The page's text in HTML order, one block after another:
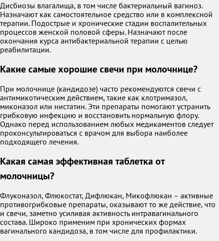
Дисбиозы влагалища, в том числе бактериальный вагиноз.
Назначают как самостоятельное средство или в комплексной
терапии. Подострые и хронические стадии воспалительных
процессов женской половой сферы. Назначают после
окончания курса антибактериальной терапии с целью
реабилитации.
Какие самые хорошие свечи при молочнице?
При молочнице (кандидозе) часто рекомендуются свечи с
антимикотическим действием, такие как клотримазол,
миконазол или нистатин. Эти препараты помогают устранить
грибковую инфекцию и восстановить нормальную флору.
Однако перед использованием любых медикаментов следует
проконсультироваться с врачом для выбора наиболее
подходящего лечения.
Какая самая эффективная таблетка от
молочницы?
Флуконазол, Флюкостат, Дифлюкан, Микофлюкан – активные
противогрибковые препараты, оказывают то же действие, что
и свечи, заметно усиливая активность интравагинального
состава. Широко применим при хронических формах
вагинального кандидоза, в том числе для профилактики.